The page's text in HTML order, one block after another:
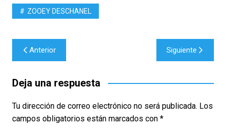
ZOOEY DESCHANEL
Navegación
de
entradas
Anterior Siguiente
Deja una respuesta
Tu dirección de correo electrónico no será publicada. Los
campos obligatorios están marcados con *